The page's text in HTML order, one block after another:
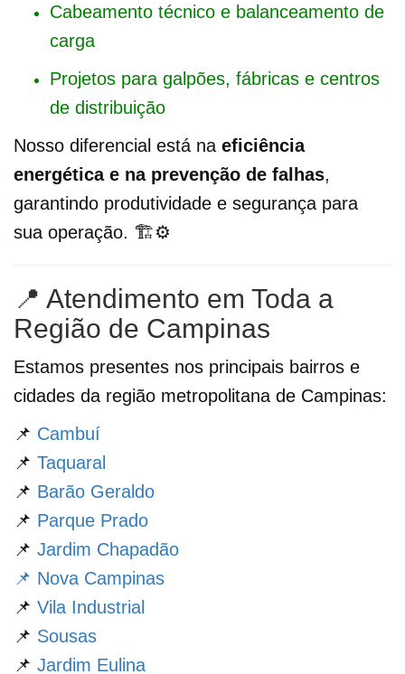
Cabeamento técnico e balanceamento de
carga
Projetos para galpões, fábricas e centros
de distribuição
Nosso diferencial está na eficiência
energética e na prevenção de falhas,
garantindo produtividade e segurança para
sua operação. 🏗️⚙️
📍 Atendimento em Toda a
Região de Campinas
Estamos presentes nos principais bairros e
cidades da região metropolitana de Campinas:
📌 Cambuí
📌 Taquaral
📌 Barão Geraldo
📌 Parque Prado
📌 Jardim Chapadão
📌 Nova Campinas
📌 Vila Industrial
📌 Sousas
📌 Jardim Eulina